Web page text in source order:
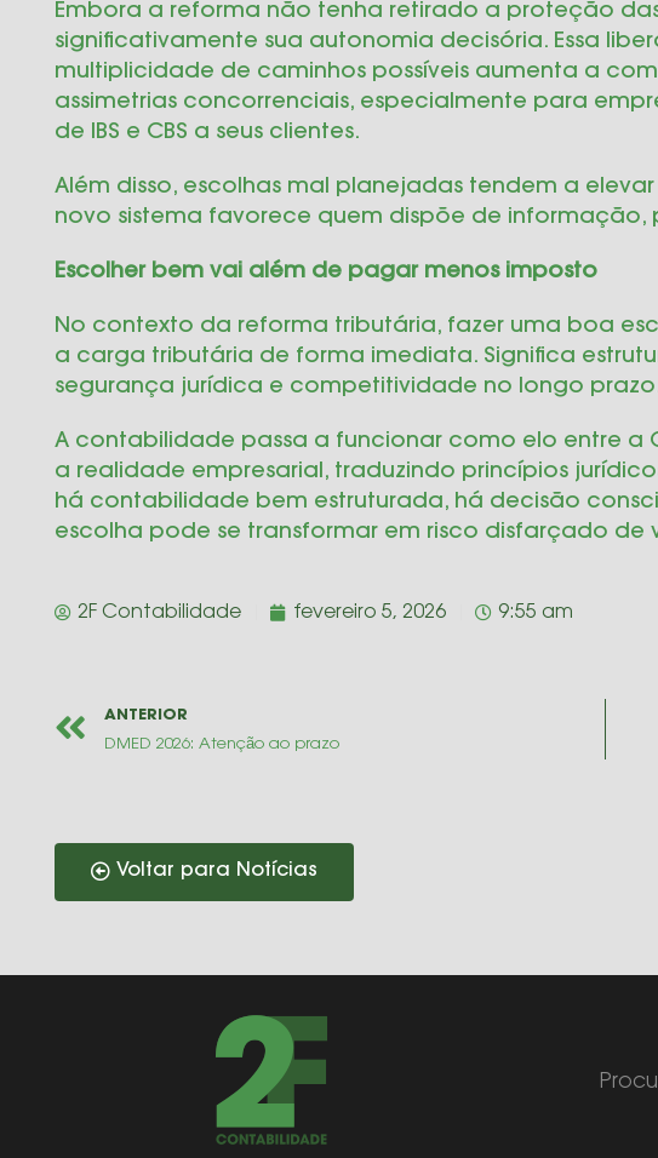
Embora a reforma não tenha retirado a proteção
significativamente sua autonomia decisória. Essa
multiplicidade de caminhos possíveis aumenta a
assimetrias concorrenciais, especialmente para
de IBS e CBS a seus clientes.
Além disso, escolhas mal planejadas tendem a
novo sistema favorece quem dispõe de
Escolher bem vai além de pagar menos imposto
No contexto da reforma tributária, fazer uma boa
a carga tributária de forma imediata. Significa
segurança jurídica e competitividade no longo
A contabilidade passa a funcionar como elo entre a
a realidade empresarial, traduzindo princípios
há contabilidade bem estruturada, há decisão
escolha pode se transformar em risco disfarçado de
2F Contabilidade fevereiro 5, 2026 9:55 am
ANTERIOR
DMED 2026: Atenção ao prazo
Voltar para Notícias